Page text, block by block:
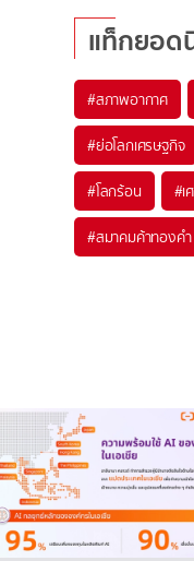
แท็กยอด
#สภาพอากาศ
#ย่อโลกเศรษฐกิจ
#โลกร้อน #เ
#สมาคมค้าทองคำ